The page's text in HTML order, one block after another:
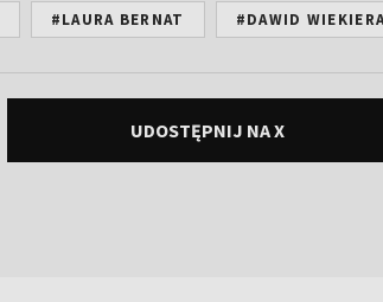
#LAURA BERNAT #DAWID
UDOSTĘPNIJ NA X